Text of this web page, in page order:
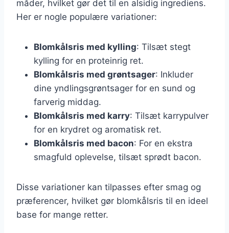
måder, hvilket gør det til en alsidig ingrediens.
Her er nogle populære variationer:
Blomkålsris med kylling: Tilsæt stegt
kylling for en proteinrig ret.
Blomkålsris med grøntsager: Inkluder
dine yndlingsgrøntsager for en sund og
farverig middag.
Blomkålsris med karry: Tilsæt karrypulver
for en krydret og aromatisk ret.
Blomkålsris med bacon: For en ekstra
smagfuld oplevelse, tilsæt sprødt bacon.
Disse variationer kan tilpasses efter smag og
præferencer, hvilket gør blomkålsris til en ideel
base for mange retter.